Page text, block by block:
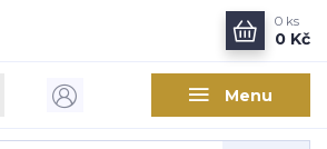
Menu
0 ks
0 Kč